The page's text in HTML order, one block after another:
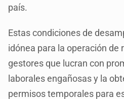
país.
Estas condiciones de
idónea para la operación de
gestores que lucran con
laborales engañosas y la
permisos temporales para